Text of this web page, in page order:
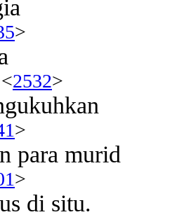
>
2532>
>
para murid
>
di situ.